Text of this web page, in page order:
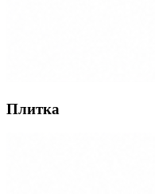
Плитка